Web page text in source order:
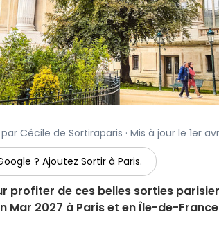
par Cécile de Sortiraparis · Mis à jour le 1er
? Ajoutez Sortir à Paris.
profiter de ces belles sorties
Mar 2027 à Paris et en Île-de-